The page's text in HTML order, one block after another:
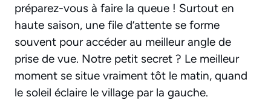
préparez-vous à faire la queue ! Surtout en
haute saison, une file d’attente se forme
souvent pour accéder au meilleur angle de
prise de vue. Notre petit secret ? Le meilleur
moment se situe vraiment tôt le matin, quand
le soleil éclaire le village par la gauche.